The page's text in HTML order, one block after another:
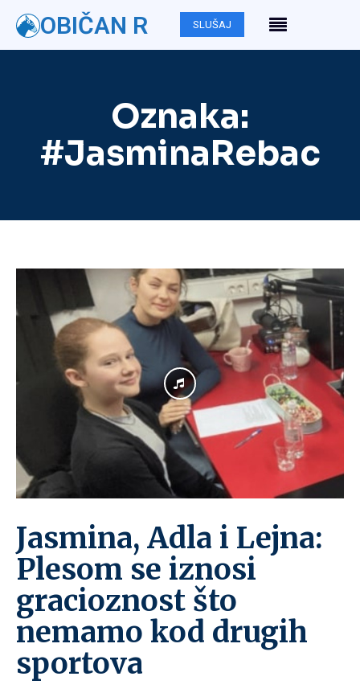
OBIČAN R SLUŠAJ
Oznaka:
#JasminaRebac
Jasmina, Adla i Lejna:
Plesom se iznosi
gracioznost što
nemamo kod drugih
sportova